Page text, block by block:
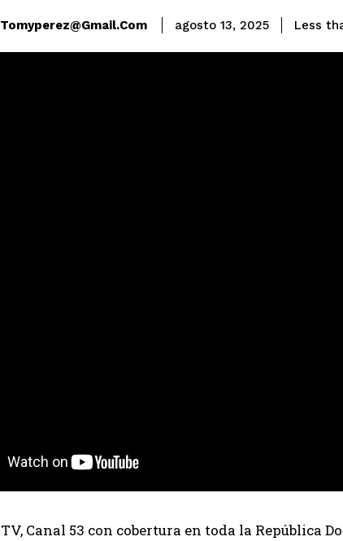
Tomyperez@gmail.com agosto 13, 2025 Less
Canal 53 con cobertura en toda la República